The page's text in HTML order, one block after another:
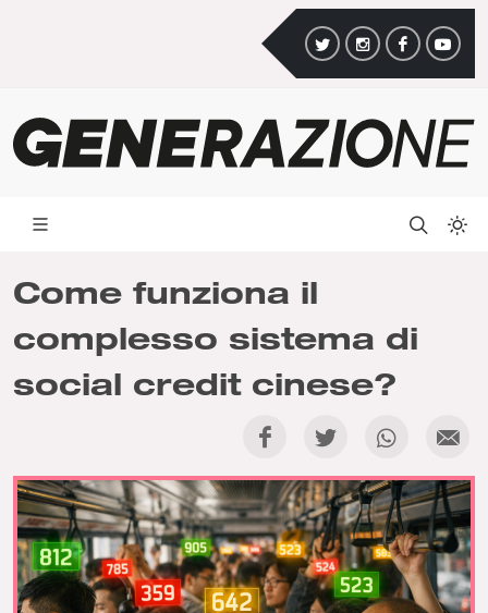
Come funziona il
complesso sistema di
social credit cinese?